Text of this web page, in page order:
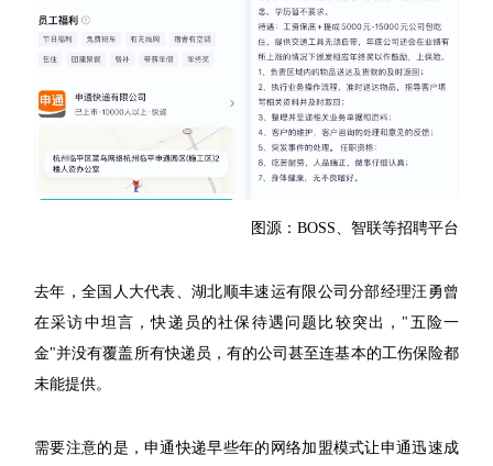
图源：BOSS、智联等招聘平台
去年，全国人大代表、湖北顺丰速运有限公司分部经理汪勇曾
在采访中坦言，快递员的社保待遇问题比较突出，"五险一
金"并没有覆盖所有快递员，有的公司甚至连基本的工伤保险都
未能提供。
需要注意的是，申通快递早些年的网络加盟模式让申通迅速成